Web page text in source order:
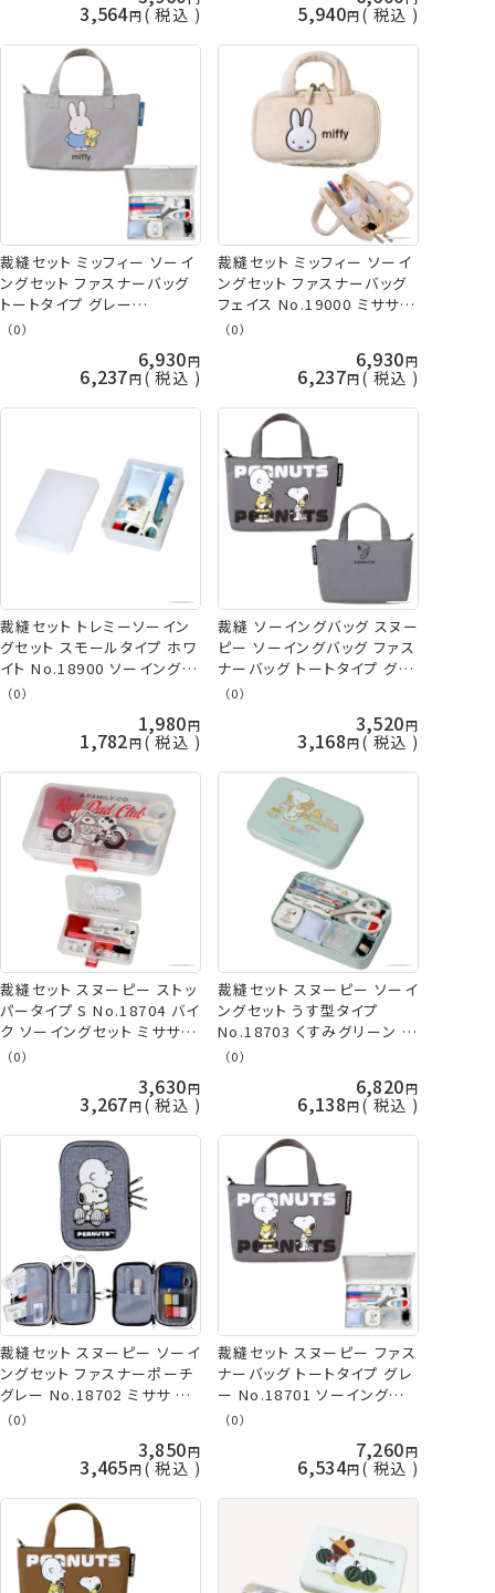
3,564 税込 5,940 税込
裁縫セット ミッフィー ソーイ
ングセット ファスナーバッグ
トートタイプ グレー
No.19001 ミササ 手芸の山
（0）
6,930
6,237 税込
裁縫セット ミッフィー ソーイ
ングセット ファスナーバッグ
フェイス No.19000 ミササ
手芸の山久
（0）
6,930
6,237 税込
裁縫セット トレミーソーイン
グセット スモールタイプ ホワ
イト No.18900 ソーイングセ
ット ミササ
（0）
1,980
1,782 税込
裁縫 ソーイングバッグ スヌー
ピー ソーイングバッグ ファス
ナーバッグ トートタイプ グレ
ー No.18791 ミササ 手芸の
（0）
3,520
3,168 税込
裁縫セット スヌーピー ストッ
パータイプ S No.18704 バイ
ク ソーイングセット ミササ
手芸の山久
（0）
3,630
3,267 税込
裁縫セット スヌーピー ソーイ
ングセット うす型タイプ
No.18703 くすみグリーン ミ
ササ 手芸の山久
（0）
6,820
6,138 税込
裁縫セット スヌーピー ソーイ
ングセット ファスナーポーチ
グレー No.18702 ミササ 手
芸の山久
（0）
3,850
3,465 税込
裁縫セット スヌーピー ファス
ナーバッグ トートタイプ グレ
ー No.18701 ソーイングセッ
ト ミササ
（0）
7,260
6,534 税込